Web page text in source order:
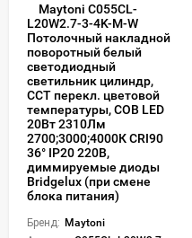
Maytoni C055CL-
L20W2.7-3-4K-M-W
Потолочный накладной
поворотный белый
светодиодный
светильник цилиндр,
CCT перекл. цветовой
температуры, COB LED
20Вт 2310Лм
2700;3000;4000К CRI90
36° IP20 220В,
диммируемые диоды
Bridgelux (при смене
блока питания)
Бренд: Maytoni